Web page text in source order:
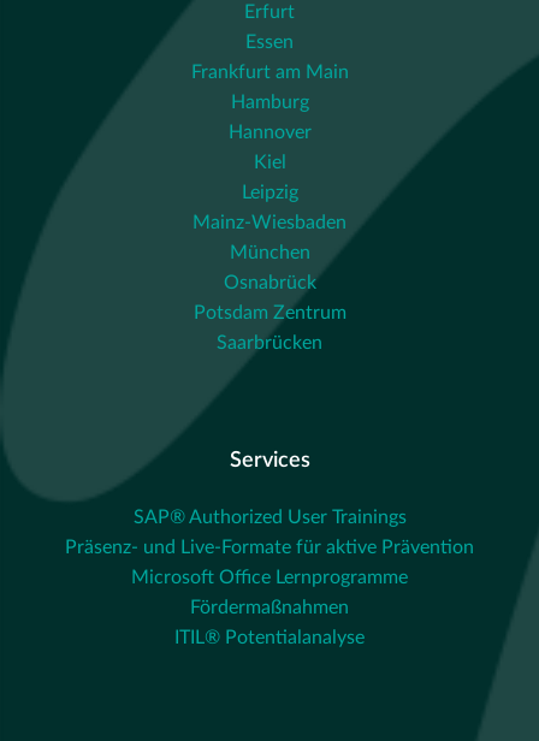
Erfurt
Essen
Frankfurt am Main
Hamburg
Hannover
Kiel
Leipzig
Mainz-Wiesbaden
München
Osnabrück
Potsdam Zentrum
Saarbrücken
Services
SAP® Authorized User Trainings
Präsenz- und Live-Formate für aktive Prävention
Microsoft Office Lernprogramme
Fördermaßnahmen
ITIL® Potentialanalyse